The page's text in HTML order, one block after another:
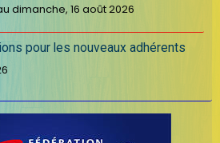
dimanche, 16 août 2026
pour les nouveaux adhérents